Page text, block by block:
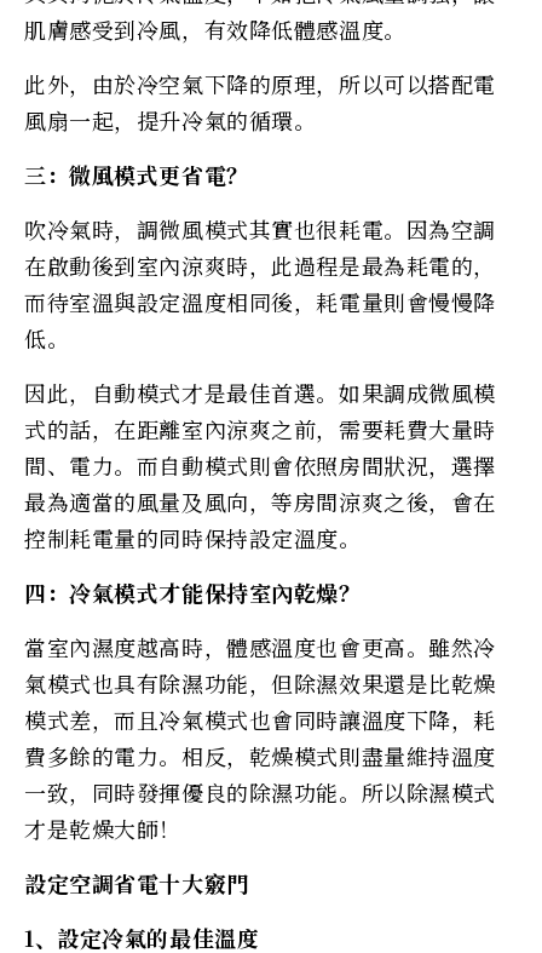
肌膚感受到冷風，有效降低體感溫度。
此外，由於冷空氣下降的原理，所以可以搭配電
風扇一起，提升冷氣的循環。
三：微風模式更省電？
吹冷氣時，調微風模式其實也很耗電。因為空調
在啟動後到室內涼爽時，此過程是最為耗電的，
而待室溫與設定溫度相同後，耗電量則會慢慢降
低。
因此，自動模式才是最佳首選。如果調成微風模
式的話，在距離室內涼爽之前，需要耗費大量時
間、電力。而自動模式則會依照房間狀況，選擇
最為適當的風量及風向，等房間涼爽之後，會在
控制耗電量的同時保持設定溫度。
四：冷氣模式才能保持室內乾燥？
當室內濕度越高時，體感溫度也會更高。雖然冷
氣模式也具有除濕功能，但除濕效果還是比乾燥
模式差，而且冷氣模式也會同時讓溫度下降，耗
費多餘的電力。相反，乾燥模式則盡量維持溫度
一致，同時發揮優良的除濕功能。所以除濕模式
才是乾燥大師！
設定空調省電十大竅門
1、設定冷氣的最佳溫度